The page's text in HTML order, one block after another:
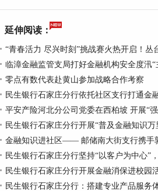
延伸阅读：
“青春活力 尽兴时刻”挑战赛火热开启！丛
临漳金融监管支局打好金融机构安全度汛“
零点有数代表赴黄山参加战略合作考察
民生银行石家庄分行依托社区支行打通金
平安产险河北分公司党委在西柏坡 开展“
民生银行石家庄分行开展“普及金融知识万
金融知识进社区—— 邮储南大街支行携手
民生银行石家庄分行坚持“以客户为中心”
民生银行石家庄分行开展金融消保进校园
民生银行石家庄分行：搭建专业产品服务